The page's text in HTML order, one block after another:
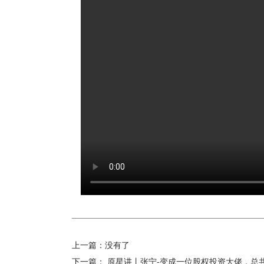
上一篇： 没有了
下一篇： 原星讲丨张宁-变成一位股权投资大佬，总